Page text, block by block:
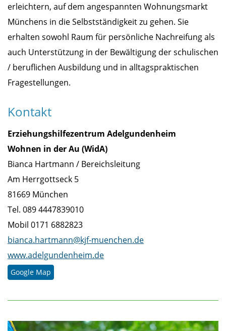
erleichtern, auf dem angespannten Wohnungsmarkt
Münchens in die Selbstständigkeit zu gehen. Sie
erhalten sowohl Raum für persönliche Nachreifung als
auch Unterstützung in der Bewältigung der schulischen
/ beruflichen Ausbildung und in alltagspraktischen
Fragestellungen.
Kontakt
Erziehungshilfezentrum Adelgundenheim
Wohnen in der Au (WidA)
Bianca Hartmann / Bereichsleitung
Am Herrgottseck 5
81669 München
Tel. 089 4447839010
Mobil 0171 6882823
bianca.hartmann@kjf-muenchen.de
www.adelgundenheim.de
Google Map